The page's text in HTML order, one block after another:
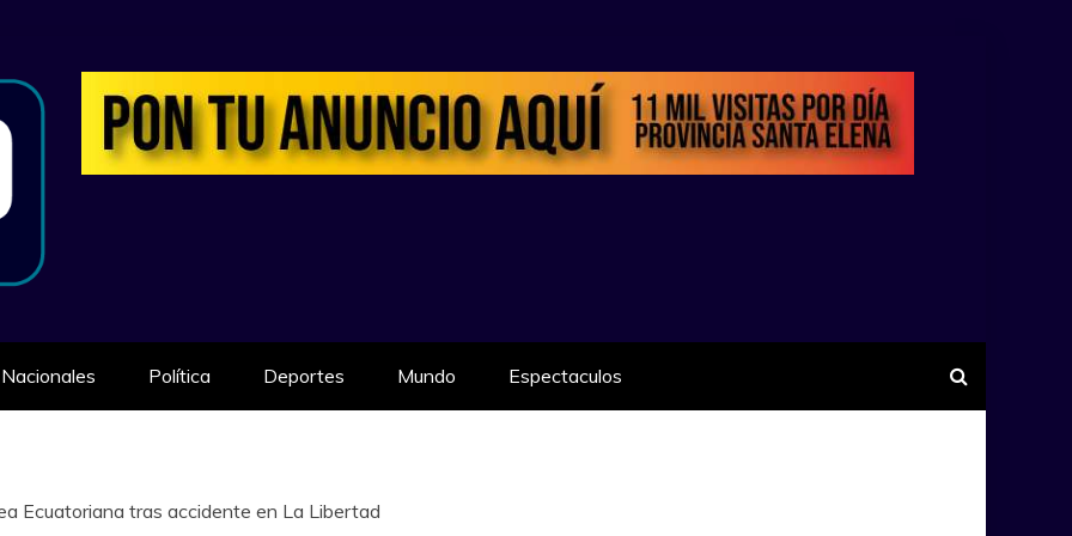
Nacionales Política Deportes Mundo Espectaculos
Ecuatoriana tras accidente en La Libertad